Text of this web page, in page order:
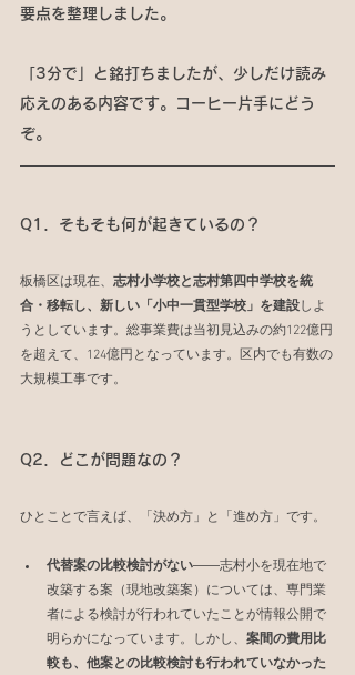
要点を整理しました。
「3分で」と銘打ちましたが、少しだけ読み
応えのある内容です。コーヒー片手にどう
ぞ。
Q1．そもそも何が起きているの？
板橋区は現在、 志村小学校と志村第四中学校を統
合・移転し、新しい「小中一貫型学校」を建設しよ
うとしています。総事業費は当初見込みの約122億円
を超えて、124億円となっています。区内でも有数の
大規模工事です。
Q2．どこが問題なの？
ひとことで言えば、「決め方」と「進め方」です。
代替案の比較検討がない――志村小を現在地で
改築する案（現地改築案）については、専門業
者による検討が行われていたことが情報公開で
明らかになっています。しかし、 案間の費用比
較も、他案との比較検討も行われていなかった